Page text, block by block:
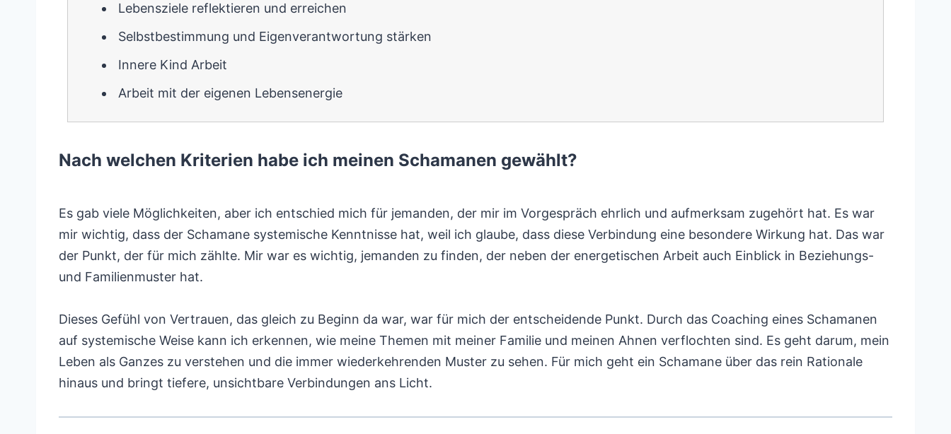
Lebensziele reflektieren und erreichen
Selbstbestimmung und Eigenverantwortung stärken
Innere Kind Arbeit
Arbeit mit der eigenen Lebensenergie
Nach welchen Kriterien habe ich meinen Schamanen gewählt?
Es gab viele Möglichkeiten, aber ich entschied mich für jemanden, der mir im Vorgespräch ehrlich und aufmerksam zugehört hat. Es war
mir wichtig, dass der Schamane systemische Kenntnisse hat, weil ich glaube, dass diese Verbindung eine besondere Wirkung hat. Das war
der Punkt, der für mich zählte. Mir war es wichtig, jemanden zu finden, der neben der energetischen Arbeit auch Einblick in Beziehungs-
und Familienmuster hat.
Dieses Gefühl von Vertrauen, das gleich zu Beginn da war, war für mich der entscheidende Punkt. Durch das Coaching eines Schamanen
auf systemische Weise kann ich erkennen, wie meine Themen mit meiner Familie und meinen Ahnen verflochten sind. Es geht darum, mein
Leben als Ganzes zu verstehen und die immer wiederkehrenden Muster zu sehen. Für mich geht ein Schamane über das rein Rationale
hinaus und bringt tiefere, unsichtbare Verbindungen ans Licht.